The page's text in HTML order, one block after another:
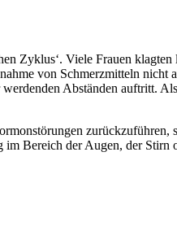
Zyklus‘. Viele Frauen
von Schmerzmitteln nicht
Abständen auftritt.
zurückzuführen,
Bereich der Augen, der Stirn